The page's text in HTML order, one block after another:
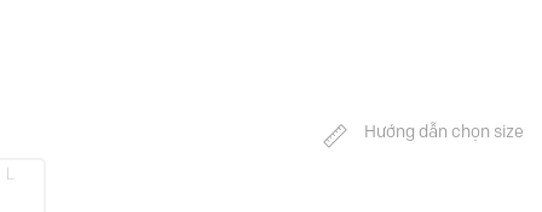
Hướng dẫn chọn size
L